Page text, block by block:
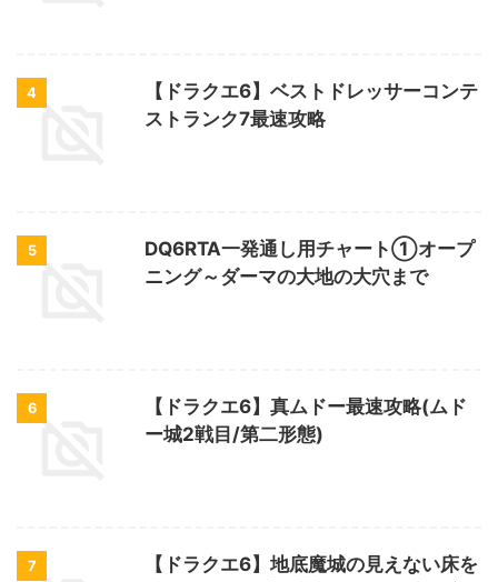
4
【ドラクエ6】ベストドレッサーコンテ
ストランク7最速攻略
5
DQ6RTA一発通し用チャート①オープ
ニング～ダーマの大地の大穴まで
6
【ドラクエ6】真ムドー最速攻略(ムド
ー城2戦目/第二形態)
7
【ドラクエ6】地底魔城の見えない床を